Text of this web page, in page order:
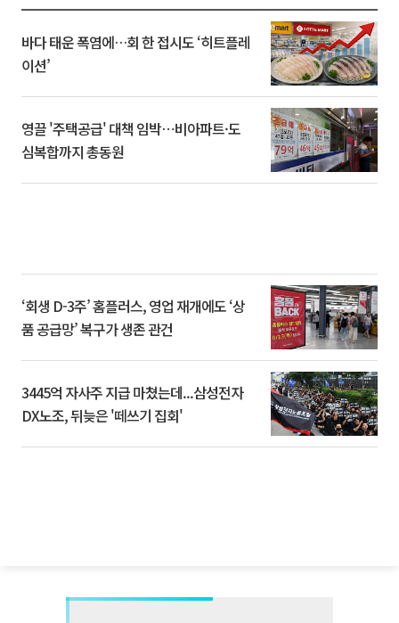
바다 태운 폭염에…회 한 접시도 ‘히트플레
이션’
영끌 '주택공급' 대책 임박⋯비아파트·도
심복합까지 총동원
‘회생 D-3주’ 홈플러스, 영업 재개에도 ‘상
품 공급망’ 복구가 생존 관건
3445억 자사주 지급 마쳤는데...삼성전자
DX노조, 뒤늦은 '떼쓰기 집회'